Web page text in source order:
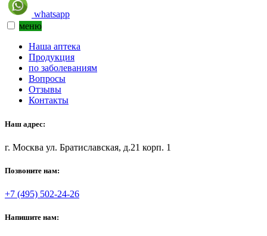
whatsapp
меню
Наша аптека
Продукция
по заболеваниям
Вопросы
Отзывы
Контакты
Наш адрес:
г. Москва ул. Братиславская, д.21 корп. 1
Позвоните нам:
+7 (495) 502-24-26
Напишите нам: